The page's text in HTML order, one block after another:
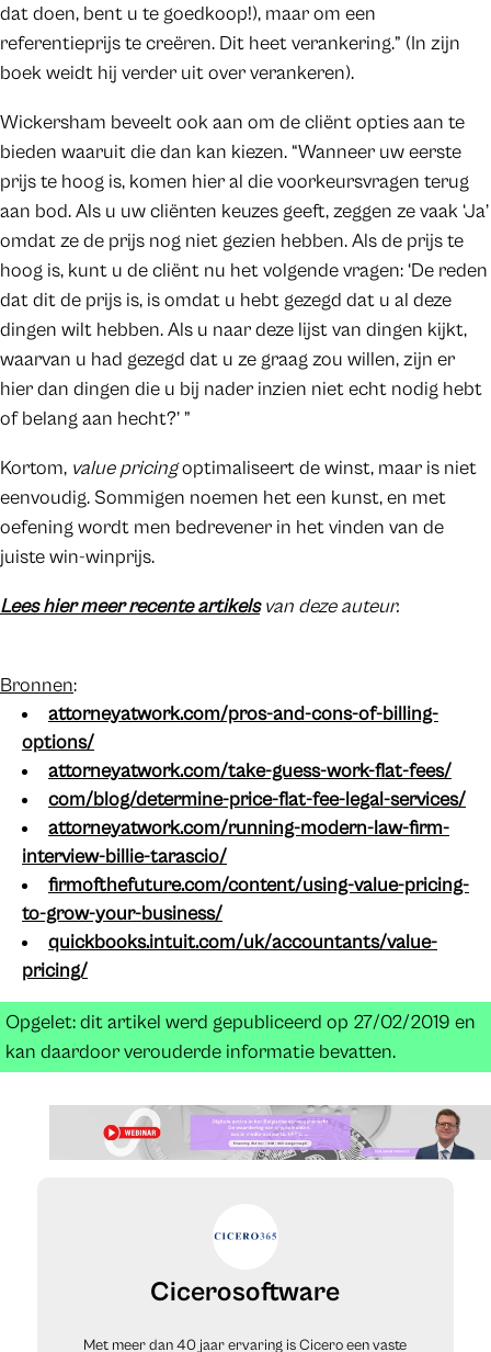
dat doen, bent u te goedkoop!), maar om een
referentieprijs te creëren. Dit heet verankering.” (In zijn
boek weidt hij verder uit over verankeren).
Wickersham beveelt ook aan om de cliënt opties aan te
bieden waaruit die dan kan kiezen. “Wanneer uw eerste
prijs te hoog is, komen hier al die voorkeursvragen terug
aan bod. Als u uw cliënten keuzes geeft, zeggen ze vaak ‘Ja’
omdat ze de prijs nog niet gezien hebben. Als de prijs te
hoog is, kunt u de cliënt nu het volgende vragen: ‘De reden
dat dit de prijs is, is omdat u hebt gezegd dat u al deze
dingen wilt hebben. Als u naar deze lijst van dingen kijkt,
waarvan u had gezegd dat u ze graag zou willen, zijn er
hier dan dingen die u bij nader inzien niet echt nodig hebt
of belang aan hecht?’ ”
Kortom, value pricingoptimaliseert de winst, maar is niet
eenvoudig. Sommigen noemen het een kunst, en met
oefening wordt men bedrevener in het vinden van de
juiste win-winprijs.
Lees hier meer recente artikelsvan deze auteur.
Bronnen:
attorneyatwork.com/pros-and-cons-of-billing-
options/
attorneyatwork.com/take-guess-work-flat-fees/
com/blog/determine-price-flat-fee-legal-services/
attorneyatwork.com/running-modern-law-firm-
interview-billie-tarascio/
firmofthefuture.com/content/using-value-pricing-
to-grow-your-business/
quickbooks.intuit.com/uk/accountants/value-
pricing/
Opgelet: dit artikel werd gepubliceerd op 27/02/2019 en
kan daardoor verouderde informatie bevatten.
Cicerosoftware
Met meer dan 40 jaar ervaring is Cicero een vaste